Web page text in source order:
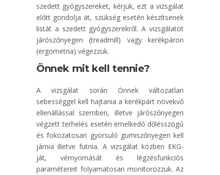
szedett gyógyszereket, kérjük, ezt a vizsgálat
előtt gondolja át, szükség esetén készítsenek
listát a szedett gyógyszerekről. A vizsgálatot
járószőnyegen (treadmill) vagy kerékpáron
(ergometria) végezzük.
Önnek mit kell tennie?
A vizsgálat során Önnek változatlan
sebességgel kell hajtania a kerékpárt növekvő
ellenállással szemben, illetve járószőnyegen
végzett terhelés esetén emelkedő dőlésszögű
és fokozatosan gyorsuló gumiszőnyegen kell
járnia illetve futnia. A vizsgálat közben EKG-
ját, vérnyomását és légzésfunkciós
paramétereit folyamatosan monitorozzuk. Az